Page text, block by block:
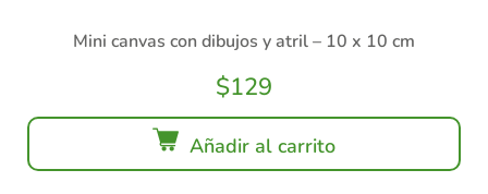
Mini canvas con dibujos y atril – 10 x 10 cm
$129
Añadir al carrito